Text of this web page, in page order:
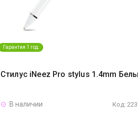
Гарантия 1 год
Стилус iNeez Pro stylus 1.4mm
Код:
В наличии